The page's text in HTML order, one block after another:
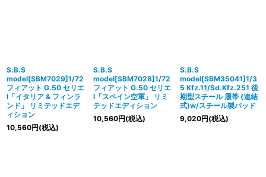
S.B.S
model[SBM7029]1/72
フィアット G.50 セリエ
I「イタリア & フィンラ
ンド」 リミテッドエデ
ィション
10,560円(税込)
S.B.S
model[SBM7028]1/72
フィアット G.50 セリエ
I「スペイン空軍」 リミ
テッドエディション
10,560円(税込)
S.B.S
model[SBM35041]1/3
5 Kfz.11/Sd.Kfz.251 後
期型スチール 履帯 (連結
式)w/スチール製パッド
9,020円(税込)